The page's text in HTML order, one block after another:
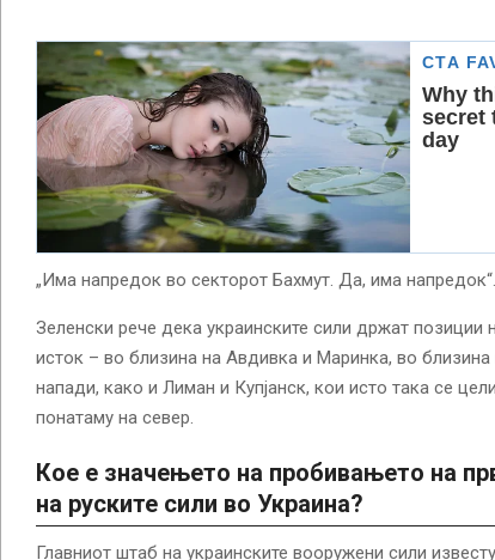
„Има напредок во секторот Бахмут. Да, има напредок“.
Зеленски рече дека украинските сили држат позиции
исток – во близина на Авдивка и Маринка, во близина
напади, како и Лиман и Купјанск, кои исто така се
понатаму на север.
Кое е значењето на пробивањето на
на руските сили во Украина?
Главниот штаб на украинските вооружени сили